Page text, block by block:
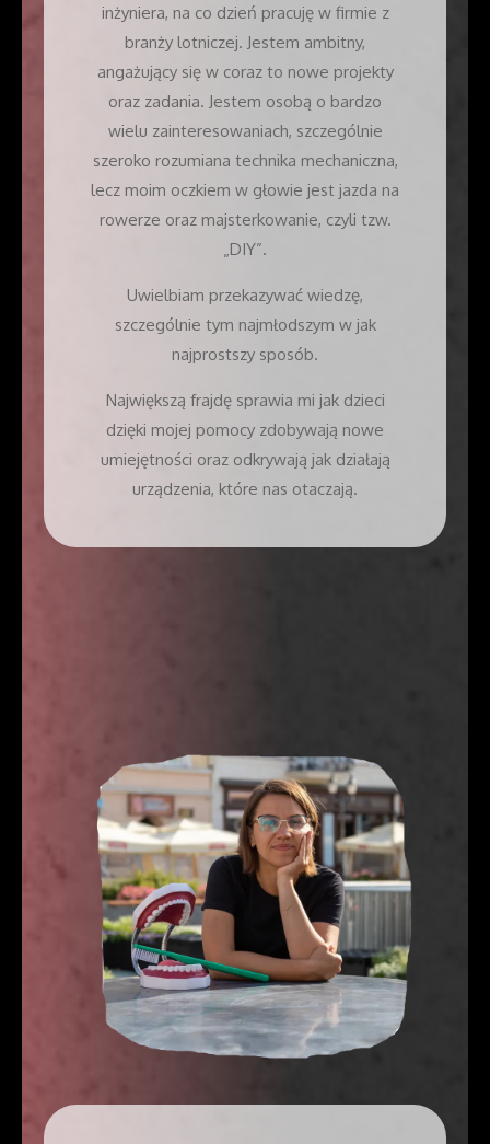
inżyniera, na co dzień pracuję w firmie z
branży lotniczej. Jestem ambitny,
angażujący się w coraz to nowe projekty
oraz zadania. Jestem osobą o bardzo
wielu zainteresowaniach, szczególnie
szeroko rozumiana technika mechaniczna,
lecz moim oczkiem w głowie jest jazda na
rowerze oraz majsterkowanie, czyli tzw.
„DIY”.
Uwielbiam przekazywać wiedzę,
szczególnie tym najmłodszym w jak
najprostszy sposób.
Największą frajdę sprawia mi jak dzieci
dzięki mojej pomocy zdobywają nowe
umiejętności oraz odkrywają jak działają
urządzenia, które nas otaczają.